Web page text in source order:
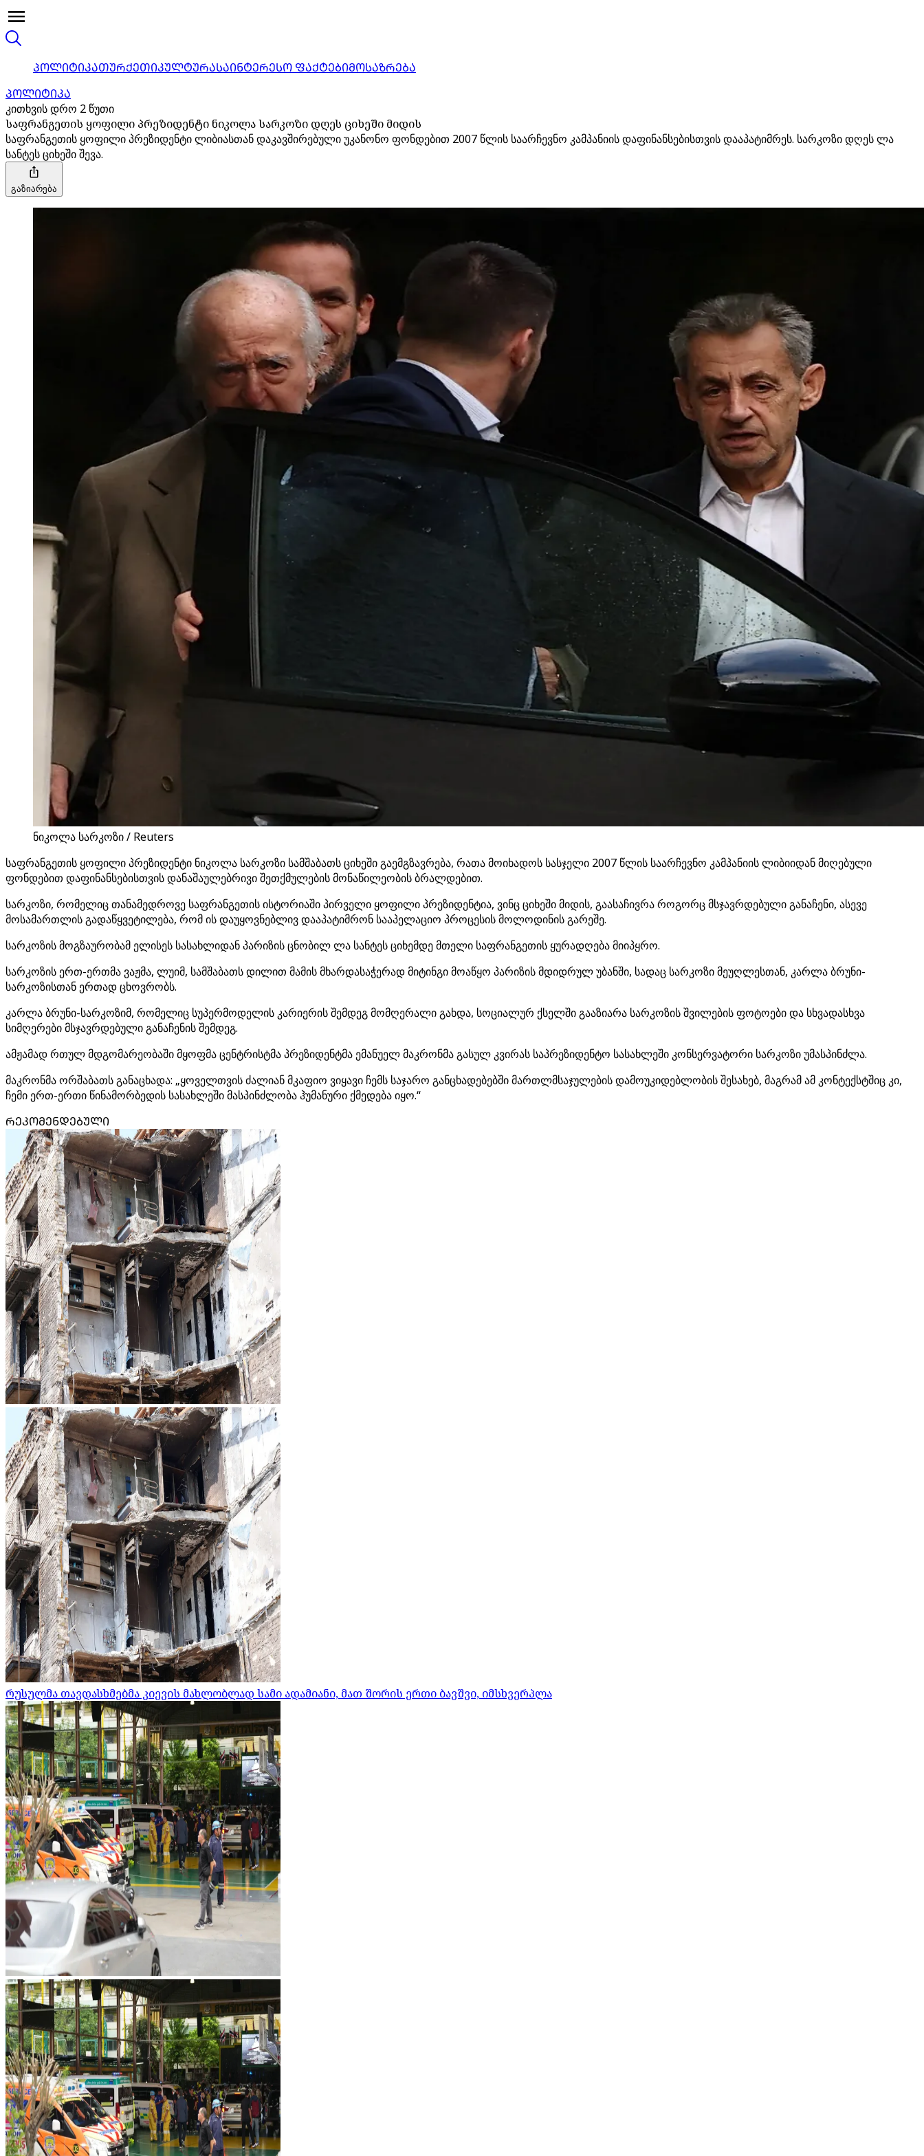
ᲞᲝᲚᲘᲢᲘᲙᲐᲗᲣᲠᲥᲔᲗᲘᲙᲣᲚᲢᲣᲠᲐᲡᲐᲘᲜᲢᲔᲠᲔᲡᲝ ᲤᲐᲥᲢᲔᲑᲘᲛᲝᲡᲐᲖᲠᲔᲑᲐ
ᲞᲝᲚᲘᲢᲘᲙᲐ
კითხვის დრო 2 წუთი
საფრანგეთის ყოფილი პრეზიდენტი ნიკოლა სარკოზი დღეს ციხეში მიდის
საფრანგეთის ყოფილი პრეზიდენტი ლიბიასთან დაკავშირებული უკანონო ფონდებით 2007 წლის საარჩევნო კამპანიის დაფინანსებისთვის დააპატიმრეს. სარკოზი დღეს ლა
სანტეს ციხეში შევა.
გაზიარება
ნიკოლა სარკოზი / Reuters
საფრანგეთის ყოფილი პრეზიდენტი ნიკოლა სარკოზი სამშაბათს ციხეში გაემგზავრება, რათა მოიხადოს სასჯელი 2007 წლის საარჩევნო კამპანიის ლიბიიდან მიღებული
ფონდებით დაფინანსებისთვის დანაშაულებრივი შეთქმულების მონაწილეობის ბრალდებით.
სარკოზი, რომელიც თანამედროვე საფრანგეთის ისტორიაში პირველი ყოფილი პრეზიდენტია, ვინც ციხეში მიდის, გაასაჩივრა როგორც მსჯავრდებული განაჩენი, ასევე
მოსამართლის გადაწყვეტილება, რომ ის დაუყოვნებლივ დააპატიმრონ სააპელაციო პროცესის მოლოდინის გარეშე.
სარკოზის მოგზაურობამ ელისეს სასახლიდან პარიზის ცნობილ ლა სანტეს ციხემდე მთელი საფრანგეთის ყურადღება მიიპყრო.
სარკოზის ერთ-ერთმა ვაჟმა, ლუიმ, სამშაბათს დილით მამის მხარდასაჭერად მიტინგი მოაწყო პარიზის მდიდრულ უბანში, სადაც სარკოზი მეუღლესთან, კარლა ბრუნი-
სარკოზისთან ერთად ცხოვრობს.
კარლა ბრუნი-სარკოზიმ, რომელიც სუპერმოდელის კარიერის შემდეგ მომღერალი გახდა, სოციალურ ქსელში გააზიარა სარკოზის შვილების ფოტოები და სხვადასხვა
სიმღერები მსჯავრდებული განაჩენის შემდეგ.
ამჟამად რთულ მდგომარეობაში მყოფმა ცენტრისტმა პრეზიდენტმა ემანუელ მაკრონმა გასულ კვირას საპრეზიდენტო სასახლეში კონსერვატორი სარკოზი უმასპინძლა.
მაკრონმა ორშაბათს განაცხადა: „ყოველთვის ძალიან მკაფიო ვიყავი ჩემს საჯარო განცხადებებში მართლმსაჯულების დამოუკიდებლობის შესახებ, მაგრამ ამ კონტექსტშიც კი,
ჩემი ერთ-ერთი წინამორბედის სასახლეში მასპინძლობა ჰუმანური ქმედება იყო.“
ᲠᲔᲙᲝᲛᲔᲜᲓᲔᲑᲣᲚᲘ
რუსულმა თავდასხმებმა კიევის მახლობლად სამი ადამიანი, მათ შორის ერთი ბავშვი, იმსხვერპლა